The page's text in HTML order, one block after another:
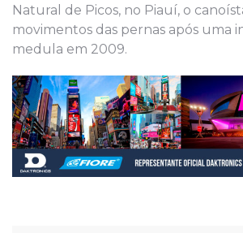
Natural de Picos, no Piauí, o
movimentos das pernas após uma
medula em 2009.